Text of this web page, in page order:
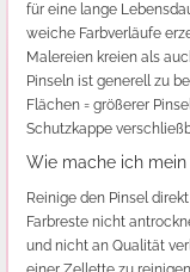
für eine lange
weiche Farbverläufe
Malereien kreien als
Pinseln ist generell zu
Flächen = größerer
Schutzkappe
Wie mache ich
Reinige den Pinsel
Farbreste nicht
und nicht an Qualität